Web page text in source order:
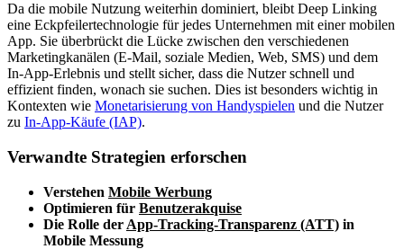
Da die mobile Nutzung weiterhin dominiert, bleibt Deep Linking
eine Eckpfeilertechnologie für jedes Unternehmen mit einer mobilen
App. Sie überbrückt die Lücke zwischen den verschiedenen
Marketingkanälen (E-Mail, soziale Medien, Web, SMS) und dem
In-App-Erlebnis und stellt sicher, dass die Nutzer schnell und
effizient finden, wonach sie suchen. Dies ist besonders wichtig in
Kontexten wie Monetarisierung von Handyspielen und die Nutzer
zu In-App-Käufe (IAP).
Verwandte Strategien erforschen
Verstehen Mobile Werbung
Optimieren für Benutzerakquise
Die Rolle der App-Tracking-Transparenz (ATT) in
Mobile Messung